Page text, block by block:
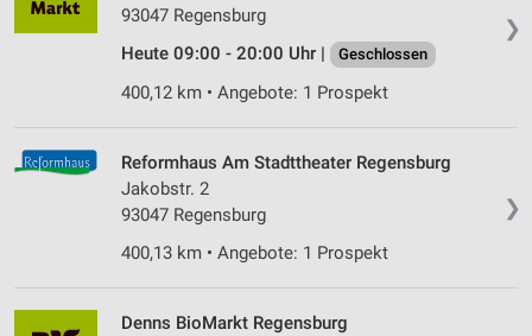
❯
93047 Regensburg
Heute 09:00 - 20:00 Uhr |
Geschlossen
400,12 km • Angebote: 1 Prospekt
❯
Reformhaus Am Stadttheater Regensburg
Jakobstr. 2
93047 Regensburg
400,13 km • Angebote: 1 Prospekt
Denns BioMarkt Regensburg